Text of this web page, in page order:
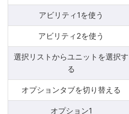
アビリティ1を使う
アビリティ2を使う
選択リストからユニットを選択す
る
オプションタブを切り替える
オプション1